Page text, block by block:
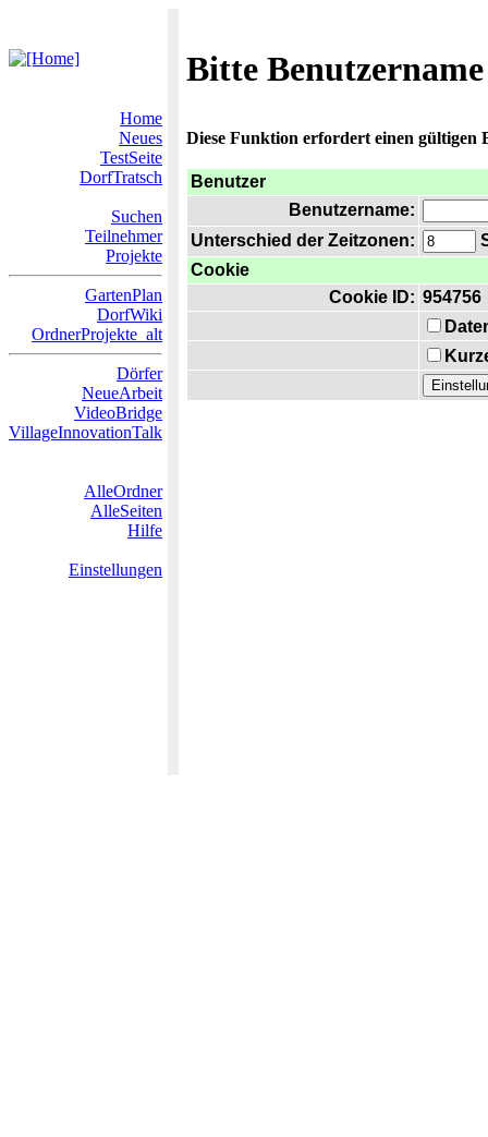
Bitte
Home
Neues
TestSeite
DorfTratsch
Suchen
Teilnehmer
Projekte
GartenPlan
DorfWiki
OrdnerProjekte_alt
Dörfer
NeueArbeit
VideoBridge
VillageInnovationTalk
AlleOrdner
AlleSeiten
Hilfe
Einstellungen
Diese Funktion erfordert einen gültigen
Benutzer
Benutzername:
Unterschied der Zeitzonen:
Cookie
Cookie ID: 954756